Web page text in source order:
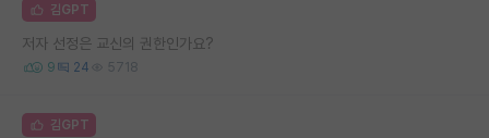
김GPT
저자 선정은 교신의 권한인가요?
9 24 5718
김GPT